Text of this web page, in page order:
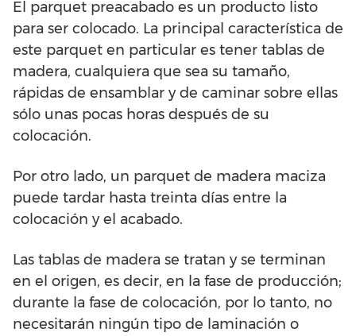
El parquet preacabado es un producto listo
para ser colocado. La principal característica de
este parquet en particular es tener tablas de
madera, cualquiera que sea su tamaño,
rápidas de ensamblar y de caminar sobre ellas
sólo unas pocas horas después de su
colocación.
Por otro lado, un parquet de madera maciza
puede tardar hasta treinta días entre la
colocación y el acabado.
Las tablas de madera se tratan y se terminan
en el origen, es decir, en la fase de producción;
durante la fase de colocación, por lo tanto, no
necesitarán ningún tipo de laminación o